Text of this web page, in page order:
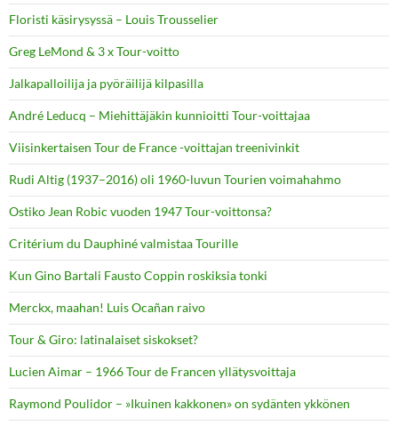
Floristi käsirysyssä – Louis Trousselier
Greg LeMond & 3 x Tour-voitto
Jalkapalloilija ja pyöräilijä kilpasilla
André Leducq – Miehittäjäkin kunnioitti Tour-voittajaa
Viisinkertaisen Tour de France -voittajan treenivinkit
Rudi Altig (1937–2016) oli 1960-luvun Tourien voimahahmo
Ostiko Jean Robic vuoden 1947 Tour-voittonsa?
Critérium du Dauphiné valmistaa Tourille
Kun Gino Bartali Fausto Coppin roskiksia tonki
Merckx, maahan! Luis Ocañan raivo
Tour & Giro: latinalaiset siskokset?
Lucien Aimar – 1966 Tour de Francen yllätysvoittaja
Raymond Poulidor – »Ikuinen kakkonen» on sydänten ykkönen